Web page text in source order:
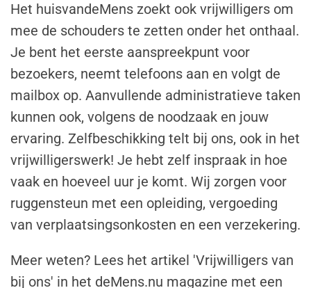
Het huisvandeMens zoekt ook vrijwilligers om
mee de schouders te zetten onder het onthaal.
Je bent het eerste aanspreekpunt voor
bezoekers, neemt telefoons aan en volgt de
mailbox op. Aanvullende administratieve taken
kunnen ook, volgens de noodzaak en jouw
ervaring. Zelfbeschikking telt bij ons, ook in het
vrijwilligerswerk! Je hebt zelf inspraak in hoe
vaak en hoeveel uur je komt. Wij zorgen voor
ruggensteun met een opleiding, vergoeding
van verplaatsingsonkosten en een verzekering.
Meer weten? Lees het artikel 'Vrijwilligers van
bij ons' in het deMens.nu magazine met een